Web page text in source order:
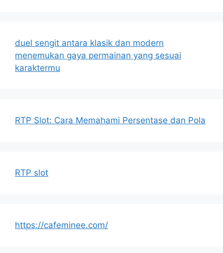
duel sengit antara klasik dan modern
menemukan gaya permainan yang sesuai
karaktermu
RTP Slot: Cara Memahami Persentase dan Pola
RTP slot
https://cafeminee.com/